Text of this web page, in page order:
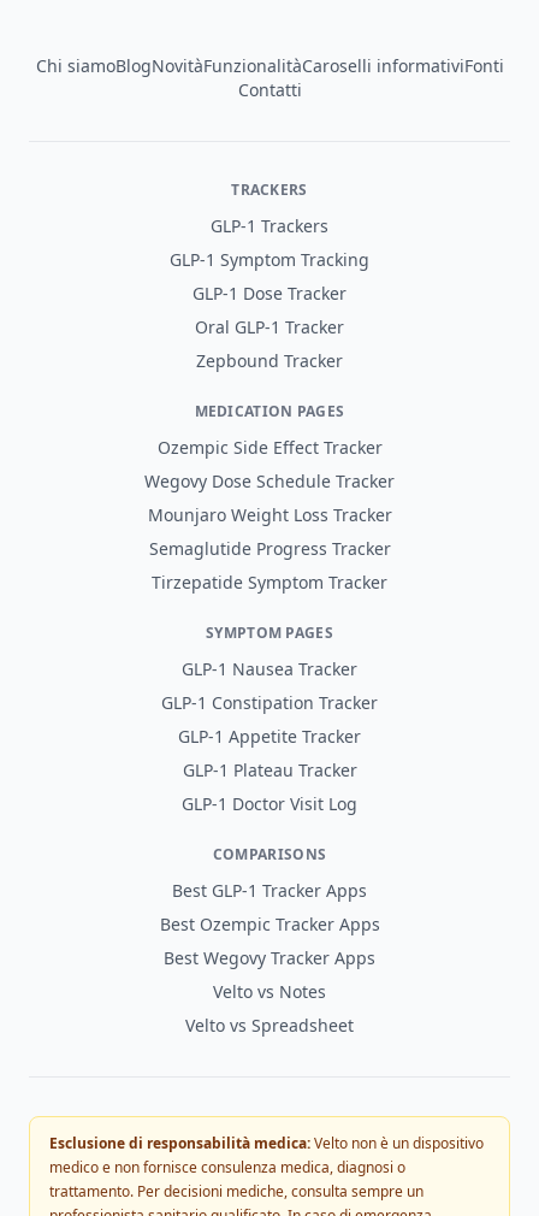
Chi siamoBlogNovitàFunzionalitàCaroselli informativiFonti
Contatti
TRACKERS
GLP-1 Trackers
GLP-1 Symptom Tracking
GLP-1 Dose Tracker
Oral GLP-1 Tracker
Zepbound Tracker
MEDICATION PAGES
Ozempic Side Effect Tracker
Wegovy Dose Schedule Tracker
Mounjaro Weight Loss Tracker
Semaglutide Progress Tracker
Tirzepatide Symptom Tracker
SYMPTOM PAGES
GLP-1 Nausea Tracker
GLP-1 Constipation Tracker
GLP-1 Appetite Tracker
GLP-1 Plateau Tracker
GLP-1 Doctor Visit Log
COMPARISONS
Best GLP-1 Tracker Apps
Best Ozempic Tracker Apps
Best Wegovy Tracker Apps
Velto vs Notes
Velto vs Spreadsheet
Esclusione di responsabilità medica:Velto non è un dispositivo
medico e non fornisce consulenza medica, diagnosi o
trattamento. Per decisioni mediche, consulta sempre un